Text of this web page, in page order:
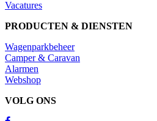
Vacatures
PRODUCTEN & DIENSTEN
Wagenparkbeheer
Camper & Caravan
Alarmen
Webshop
VOLG ONS